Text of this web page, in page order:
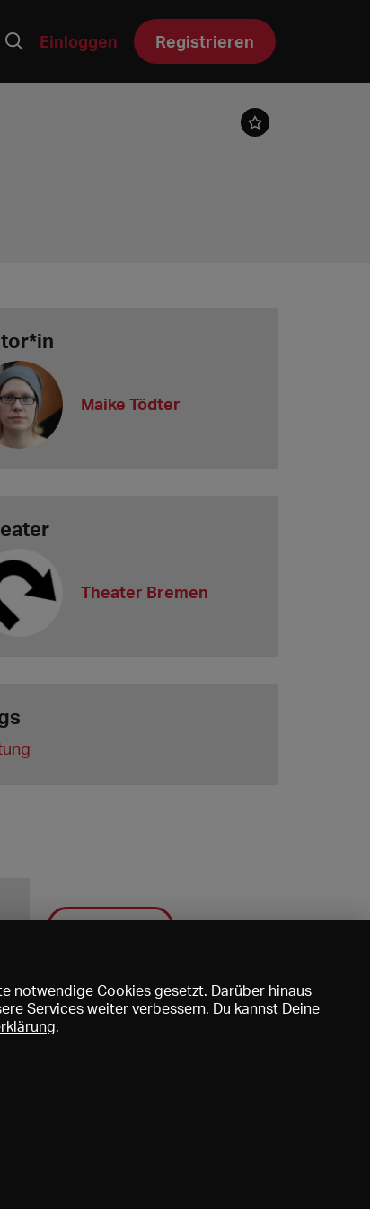
Einloggen Registrieren
Maike Tödter
Theater Bremen
Speichern
notwendige Cookies gesetzt. Darüber hinaus
Services weiter verbessern. Du kannst Deine
.